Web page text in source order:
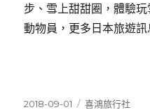
步、雪上甜甜圈，體驗
動物員，更多日本旅遊
發
2018-09-01
分
喜鴻旅行社